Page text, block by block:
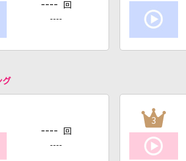
---- 回
----
グ
---- 回
----
3